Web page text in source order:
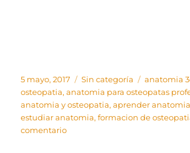
Publicado
el
5 mayo, 2017 Categorías
Sin categoría Etiquetas
anatomia
osteopatia,anatomia para osteopatas
anatomia y osteopatia,aprender
estudiar anatomia,formacion de
comentarioen